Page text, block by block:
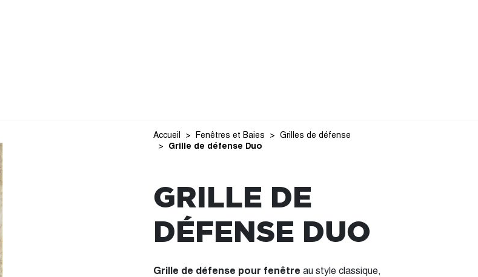
Accueil Fenêtres et Baies
Grilles de défense
Grille de défense Duo
GRILLE DE
DÉFENSE DUO
Grille de défense pour fenêtre au style classique,